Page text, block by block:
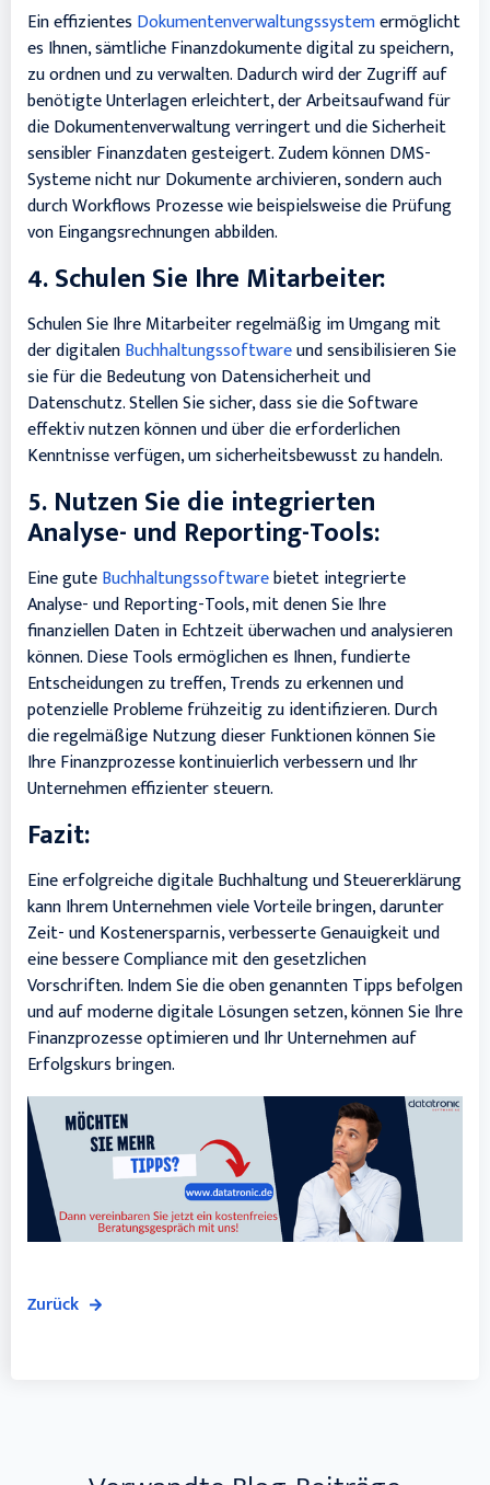
Ein effizientes Dokumentenverwaltungssystemermöglicht
es Ihnen, sämtliche Finanzdokumente digital zu speichern,
zu ordnen und zu verwalten. Dadurch wird der Zugriff auf
benötigte Unterlagen erleichtert, der Arbeitsaufwand für
die Dokumentenverwaltung verringert und die Sicherheit
sensibler Finanzdaten gesteigert. Zudem können DMS-
Systeme nicht nur Dokumente archivieren, sondern auch
durch Workflows Prozesse wie beispielsweise die Prüfung
von Eingangsrechnungen abbilden.
4. Schulen Sie Ihre Mitarbeiter:
Schulen Sie Ihre Mitarbeiter regelmäßig im Umgang mit
der digitalenBuchhaltungssoftwareund sensibilisieren Sie
sie für die Bedeutung von Datensicherheit und
Datenschutz. Stellen Sie sicher, dass sie die Software
effektiv nutzen können und über die erforderlichen
Kenntnisse verfügen, um sicherheitsbewusst zu handeln.
5. Nutzen Sie die integrierten
Analyse- und Reporting-Tools:
Eine guteBuchhaltungssoftwarebietet integrierte
Analyse- und Reporting-Tools, mit denen Sie Ihre
finanziellen Daten in Echtzeit überwachen und analysieren
können. Diese Tools ermöglichen es Ihnen, fundierte
Entscheidungen zu treffen, Trends zu erkennen und
potenzielle Probleme frühzeitig zu identifizieren. Durch
die regelmäßige Nutzung dieser Funktionen können Sie
Ihre Finanzprozesse kontinuierlich verbessern und Ihr
Unternehmen effizienter steuern.
Fazit:
Eine erfolgreiche digitale Buchhaltung und Steuererklärung
kann Ihrem Unternehmen viele Vorteile bringen, darunter
Zeit- und Kostenersparnis, verbesserte Genauigkeit und
eine bessere Compliance mit den gesetzlichen
Vorschriften. Indem Sie die oben genannten Tipps befolgen
und auf moderne digitale Lösungen setzen, können Sie Ihre
Finanzprozesse optimieren und Ihr Unternehmen auf
Erfolgskurs bringen.
Zurück